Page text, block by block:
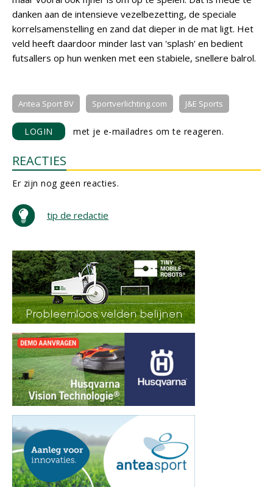
danken aan de intensieve vezelbezetting, de speciale
korrelsamenstelling en zand dat dieper in de mat ligt. Het
veld heeft daardoor minder last van 'splash' en bedient
futsallers op hun wenken met een stabiele, snellere balrol.
Antea Sport BV Sportverlichting.com J&E Sports
LOGIN met je e-mailadres om te reageren.
REACTIES
Er zijn nog geen reacties.
tip de redactie